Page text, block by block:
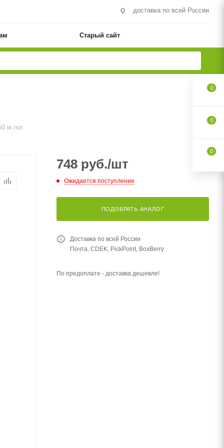
доставка по всей России
Старый сайт
м.пог.
748 руб./шт
Ожидается поступление
ПОДОБРАТЬ АНАЛОГ
Доставка по всей России
Почта, CDEK, PickPoint, BoxBerry
По предоплате - доставка дешевле!
0
0
0